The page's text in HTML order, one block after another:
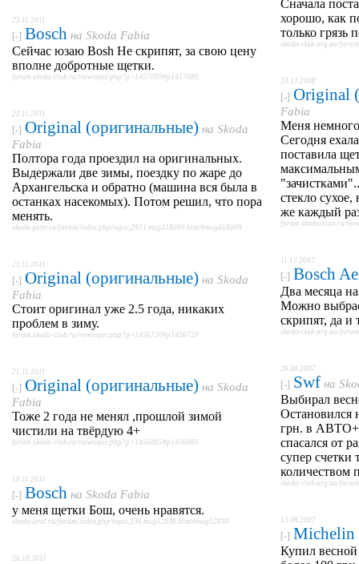
22.11.2011
[-] Bosch на Skoda Fabia
Сейчас юзаю Bosh Не скрипят, за свою цену
вполне добротные щетки.
forum.skoda-club.ru/viewtopic.php?p=1457089#p1457089
22.11.2011
[-] Original (оригинальные) на Skoda
Fabia
Полтора года проездил на оригинальных.
Выдержали две зимы, поездку по жаре до
Архангельска и обратно (машина вся была в
останках насекомых). Потом решил, что пора
менять.
skoda-piter.ru/forum/index.php/topic,3921.msg418009.html#msg418009
21.11.2011
[-] Original (оригинальные) на Skoda
Fabia
Стоит оригинал уже 2.5 года, никаких
проблем в зиму.
forum.skoda-club.ru/viewtopic.php?p=1456720#p1456720
21.11.2011
[-] Original (оригинальные) на Skoda
Fabia
Тоже 2 года не менял ,прошлой зимой
чистили на твёрдую 4+
forum.skoda-club.ru/viewtopic.php?p=1456885#p1456885
10.11.2011
[-] Bosch на Skoda Fabia
у меня щетки Бош, очень нравятся.
skoda-ural.ru/forum/index.php/topic,336.msg52030.html#msg52030
26.10.2011
Сначала
хорошо, как
только грязь
skoda-club.org.ua/
23.12.2008
[-] Original
Fabia
Меня
Сегодня
поставила
стекло
же каждый
forum.skoda-club.ru/
11.12.2007
[-] Bosch
Два месяца
Можно
скрипят, да и
skoda-club.org.ua/
26.08.2007
[-] Swf на
Выбирал
Остановился
грн. в АВТО+.
спасался от
супер
количеством
skoda-club.org.ua/
15.08.2007
[-] Michelin
Купил